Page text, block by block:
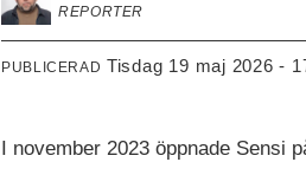
REPORTER
PUBLICERAD tisdag 19 maj 2026 -
I november 2023 öppnade Sensi